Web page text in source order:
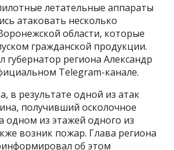
летательные аппараты
атаковать несколько
области, которые
гражданской продукции.
губернатор региона Александр
Telegram-канале.
в результате одной из атак
получивший осколочное
одном из этажей одного из
возник пожар. Глава региона
об этом